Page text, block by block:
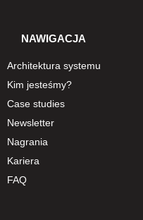
NAWIGACJA
Architektura systemu
Kim jesteśmy?
Case studies
Newsletter
Nagrania
Kariera
FAQ